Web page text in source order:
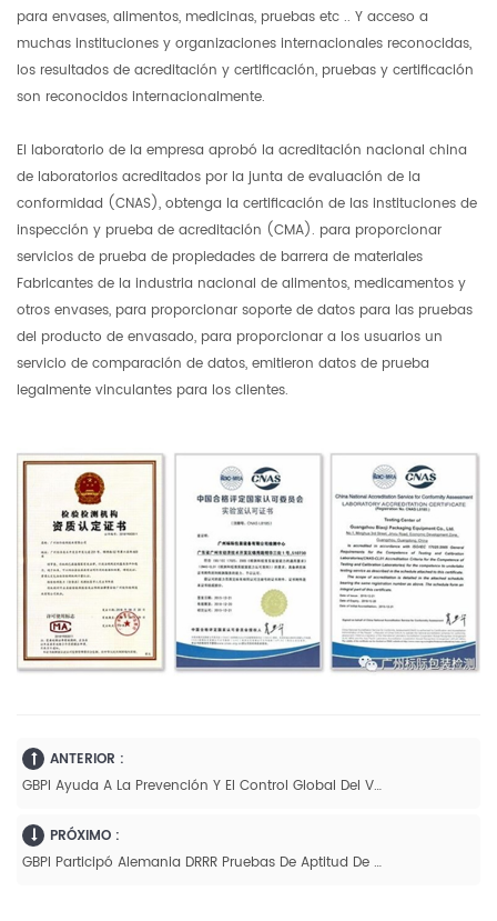
para envases, alimentos, medicinas, pruebas etc .. Y acceso a
muchas instituciones y organizaciones internacionales reconocidas,
los resultados de acreditación y certificación, pruebas y certificación
son reconocidos internacionalmente.
El laboratorio de la empresa aprobó la acreditación nacional china
de laboratorios acreditados por la junta de evaluación de la
conformidad (CNAS), obtenga la certificación de las instituciones de
inspección y prueba de acreditación (CMA). para proporcionar
servicios de prueba de propiedades de barrera de materiales
Fabricantes de la industria nacional de alimentos, medicamentos y
otros envases, para proporcionar soporte de datos para las pruebas
del producto de envasado, para proporcionar a los usuarios un
servicio de comparación de datos, emitieron datos de prueba
legalmente vinculantes para los clientes.
ANTERIOR :
GBPI Ayuda A La Prevención Y El Control Global Del Virus Corona
PRÓXIMO :
GBPI Participó Alemania DRRR Pruebas De Aptitud De Laboratorio Con Excelente Actuación